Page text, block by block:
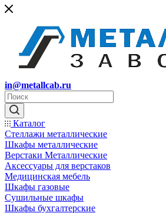
in@metallcab.ru
Каталог
Стеллажи металлические
Шкафы металлические
Верстаки Металлические
Аксессуары для верстаков
Медицинская мебель
Шкафы газовые
Сушильные шкафы
Шкафы бухгалтерские